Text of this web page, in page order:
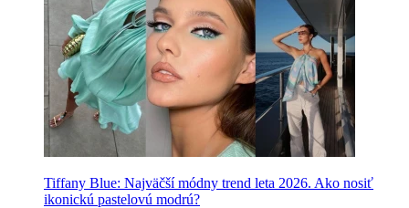
Tiffany Blue: Najväčší módny trend leta 2026. Ako nosiť
ikonickú pastelovú modrú?